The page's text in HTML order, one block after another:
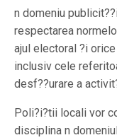
n domeniu
respectarea
ajul electoral ?i
inclusiv cele
desf??urare a
Poli?i?tii locali vor
disciplina n